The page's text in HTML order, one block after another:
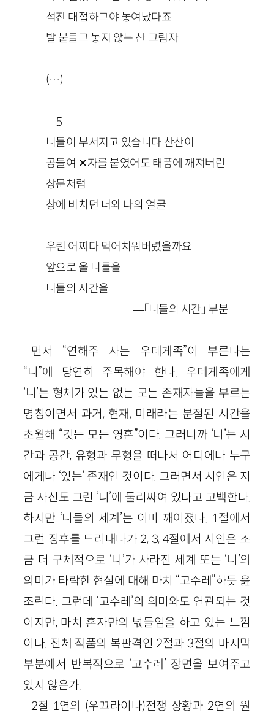
석잔 대접하고야 놓여났다죠
발 붙들고 놓지 않는 산 그림자
(…)
5
니들이 부서지고 있습니다 산산이
공들여 ✕자를 붙였어도 태풍에 깨져버린
창문처럼
창에 비치던 너와 나의 얼굴
우린 어쩌다 먹어치워버렸을까요
앞으로 올 니들을
니들의 시간을
—「니들의 시간」 부분
먼저 “연해주 사는 우데게족”이 부른다는
“니”에 당연히 주목해야 한다. 우데게족에게
‘니’는 형체가 있든 없든 모든 존재자들을 부르는
명칭이면서 과거, 현재, 미래라는 분절된 시간을
초월해 “깃든 모든 영혼”이다. 그러니까 ‘니’는 시
간과 공간, 유형과 무형을 떠나서 어디에나 누구
에게나 ‘있는’ 존재인 것이다. 그러면서 시인은 지
금 자신도 그런 ‘니’에 둘러싸여 있다고 고백한다.
하지만 ‘니들의 세계’는 이미 깨어졌다. 1절에서
그런 징후를 드러내다가 2, 3, 4절에서 시인은 조
금 더 구체적으로 ‘니’가 사라진 세계 또는 ‘니’의
의미가 타락한 현실에 대해 마치 “고수레”하듯 읊
조린다. 그런데 ‘고수레’의 의미와도 연관되는 것
이지만, 마치 혼자만의 넋들임을 하고 있는 느낌
이다. 전체 작품의 복판격인 2절과 3절의 마지막
부분에서 반복적으로 ‘고수레’ 장면을 보여주고
있지 않은가.
2절 1연의 (우끄라이나)전쟁 상황과 2연의 원